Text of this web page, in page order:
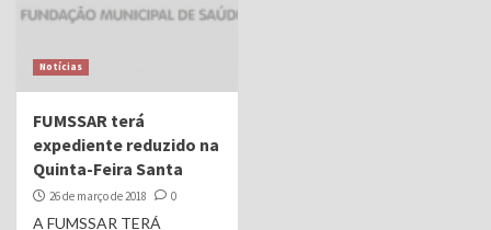
Notícias
FUMSSAR terá
expediente reduzido na
Quinta-Feira Santa
26 de março de 2018 0
A FUMSSAR TERÁ